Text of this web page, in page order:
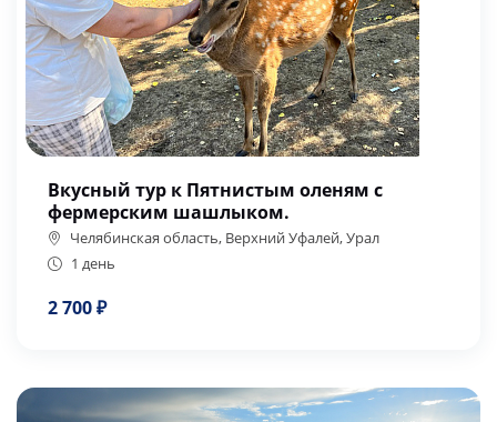
Вкусный тур к Пятнистым оленям с
фермерским шашлыком.
Челябинская область, Верхний Уфалей, Урал
1 день
2 700 ₽